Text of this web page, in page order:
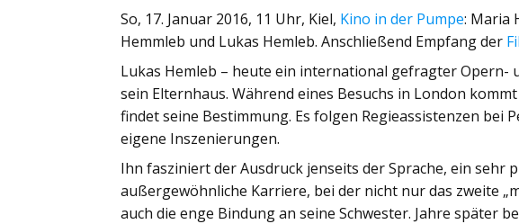
So, 17. Januar 2016, 11 Uhr, Kiel, Kino in der Pumpe: Maria
Hemmleb und Lukas Hemleb. Anschließend Empfang der
Lukas Hemleb – heute ein international gefragter Opern-
sein Elternhaus. Während eines Besuchs in London
findet seine Bestimmung. Es folgen Regieassistenzen bei
eigene Inszenierungen.
Ihn fasziniert der Ausdruck jenseits der Sprache, ein sehr
außergewöhnliche Karriere, bei der nicht nur das zweite
auch die enge Bindung an seine Schwester. Jahre später